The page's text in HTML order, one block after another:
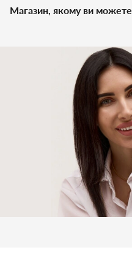
Магазин, якому ви можете